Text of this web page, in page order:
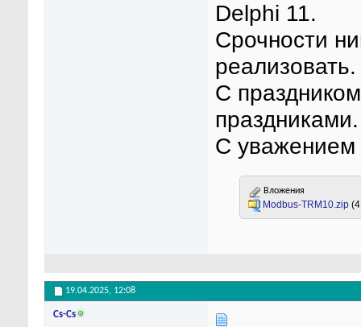
Delphi 11.
Срочности
реализовать.
С
праздниками.
С уважением
Вложения
Modbus-TRM10.zip
19.04.2025, 12:08
Cs-Cs